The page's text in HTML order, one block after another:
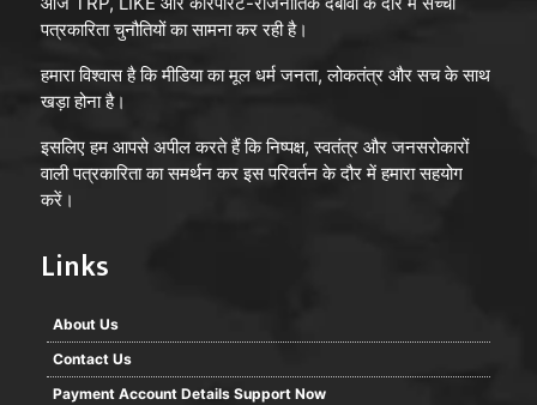
पत्रकारिता चुनौतियों का सामना कर रही है।
हमारा विश्वास है कि मीडिया का मूल धर्म जनता, लोकतंत्र और सच के साथ
खड़ा होना है।
इसलिए हम आपसे अपील करते हैं कि निष्पक्ष, स्वतंत्र और जनसरोकारों
वाली पत्रकारिता का समर्थन कर इस परिवर्तन के दौर में हमारा सहयोग
करें।
Links
About Us
Contact Us
Payment Account Details Support Now